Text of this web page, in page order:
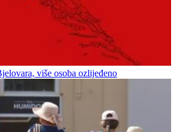
više osoba ozlijeđeno